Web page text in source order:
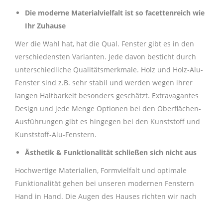
Die moderne Materialvielfalt ist so facettenreich wie
Ihr Zuhause
Wer die Wahl hat, hat die Qual. Fenster gibt es in den
verschiedensten Varianten. Jede davon besticht durch
unterschiedliche Qualitätsmerkmale. Holz und Holz-Alu-
Fenster sind z.B. sehr stabil und werden wegen ihrer
langen Haltbarkeit besonders geschätzt. Extravagantes
Design und jede Menge Optionen bei den Oberflächen-
Ausführungen gibt es hingegen bei den Kunststoff und
Kunststoff-Alu-Fenstern.
Ästhetik & Funktionalität schließen sich nicht aus
Hochwertige Materialien, Formvielfalt und optimale
Funktionalität gehen bei unseren modernen Fenstern
Hand in Hand. Die Augen des Hauses richten wir nach